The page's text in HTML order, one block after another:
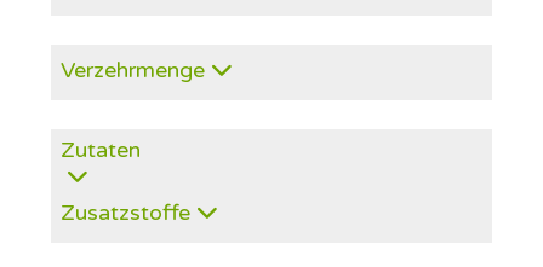
Verzehrmenge
Zutaten
Zusatzstoffe